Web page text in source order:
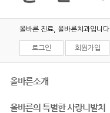
올바른 진료, 올바른치과입니다
로그인 회원가입
올바른소개
올바른의 특별한 사랑니발치